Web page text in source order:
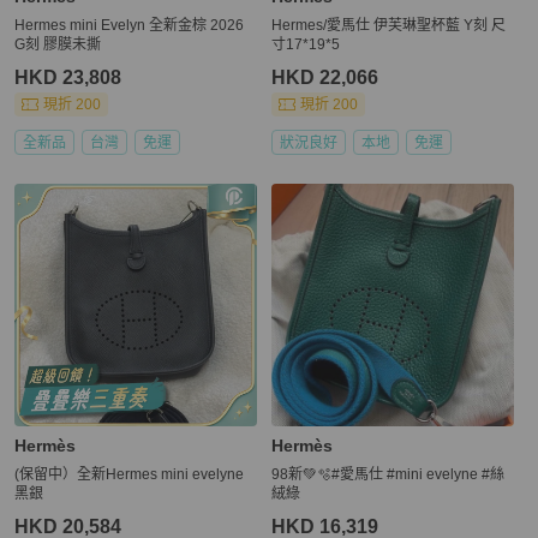
Hermes mini Evelyn 全新金棕 2026
G刻 膠膜未撕
HKD 23,808
現折 200
全新品 台灣 免運
Hermes/愛馬仕 伊芙琳聖杯藍 Y刻 尺
寸17*19*5
HKD 22,066
現折 200
狀況良好 本地 免運
Hermès
(保留中）全新Hermes mini evelyne
黑銀
HKD 20,584
Hermès
98新💚🫧#愛馬仕 #mini evelyne #絲
絨綠
HKD 16,319